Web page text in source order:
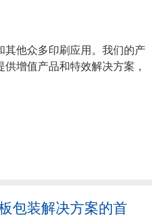
他众多印刷应用。我们的产
增值产品和特效解决方案，
包装解决方案的首